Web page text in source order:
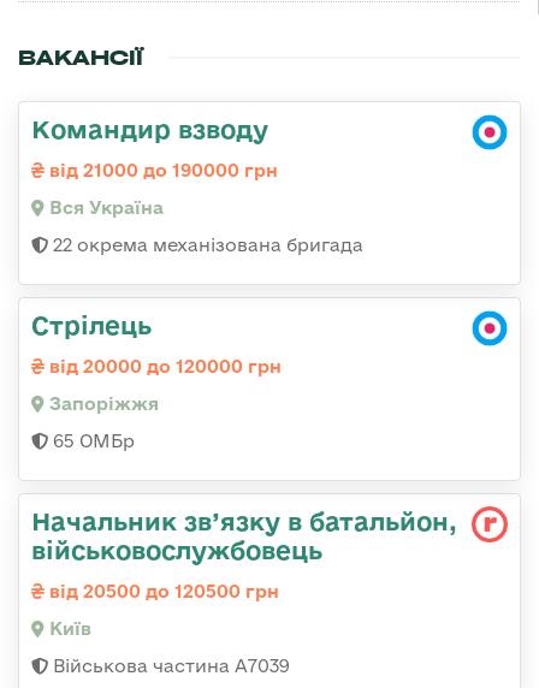
ВАКАНСІЇ
Командир взводу
від 21000 до 190000 грн
Вся Україна
22 окрема механізована бригада
Стрілець
від 20000 до 120000 грн
Запоріжжя
65 ОМБр
Начальник зв’язку в батальйон,
військовослужбовець
від 20500 до 120500 грн
Київ
Військова частина А7039